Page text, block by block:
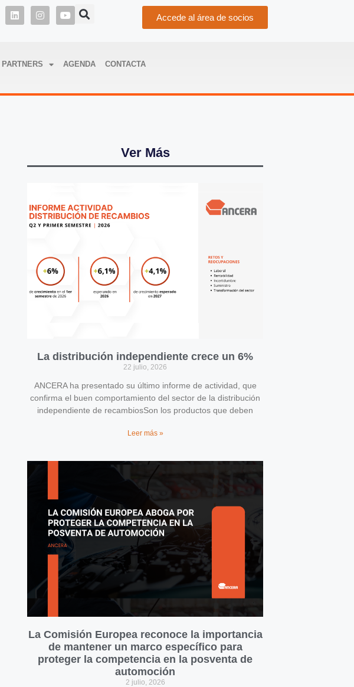
Accede al área de socios
PARTNERS AGENDA CONTACTA
Ver Más
La distribución independiente crece un 6%
22 julio, 2026
ANCERA ha presentado su último informe de actividad, que
confirma el buen comportamiento del sector de la distribución
independiente de recambiosSon los productos que deben
Leer más »
La Comisión Europea reconoce la importancia
de mantener un marco específico para
proteger la competencia en la posventa de
automoción
2 julio, 2026